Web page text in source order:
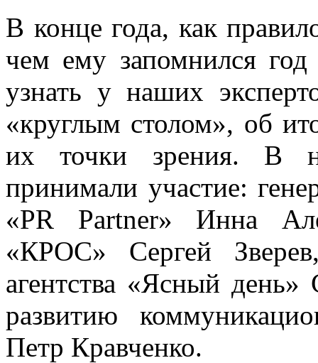
В конце года, как
чем ему запомнился
узнать у наших
«круглым столом», об
их точки зрения. В
принимали участие:
«PR Partner» Инна
«КРОС» Сергей
агентства «Ясный
развитию
Петр Кравченко.